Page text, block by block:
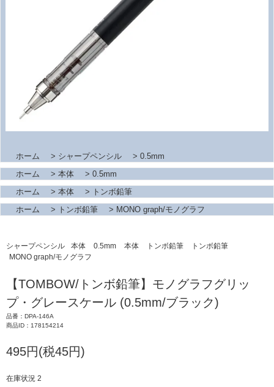
ホーム > シャープペンシル > 0.5mm
ホーム
> 本体 > 0.5mm
ホーム
> 本体 >
トンボ鉛筆
ホーム
> トンボ鉛筆 > MONO graph/モノグラフ
シャープペンシル 本体 0.5mm 本体 トンボ鉛筆
トンボ鉛筆
MONO graph/モノグラフ
【TOMBOW/トンボ鉛筆】モノグラフグリッ
プ・グレースケール (0.5mm/ブラック)
品番：DPA-146A
商品ID：178154214
495円(税45円)
在庫状況 2